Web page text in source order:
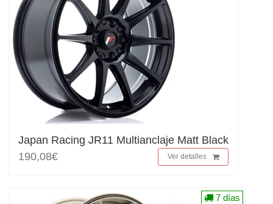
Japan Racing JR11 Multianclaje Matt Black
190,08€
Ver detalles
7 días